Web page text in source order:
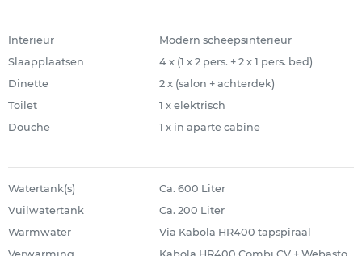
Interieur
Modern scheepsinterieur
Slaapplaatsen
4 x (1 x 2 pers. + 2 x 1 pers. bed)
Dinette
2 x (salon + achterdek)
Toilet
1 x elektrisch
Douche
1 x in aparte cabine
Watertank(s)
Ca. 600 Liter
Vuilwatertank
Ca. 200 Liter
Warmwater
Via Kabola HR400 tapspiraal